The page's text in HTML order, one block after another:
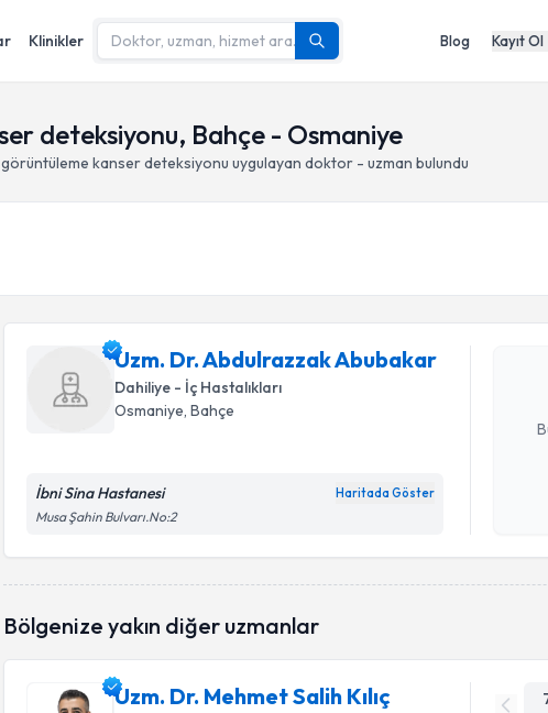
Klinikler Blog Kayıt Ol
deteksiyonu, Bahçe - Osmaniye
kanser deteksiyonu uygulayan doktor - uzman bulundu
Uzm. Dr. Abdulrazzak Abubakar
Dahiliye - İç Hastalıkları
Osmaniye, Bahçe
İbni Sina Hastanesi Haritada Göster
Musa Şahin Bulvarı.No:2
Bölgenize yakın diğer uzmanlar
Uzm. Dr. Mehmet Salih Kılıç